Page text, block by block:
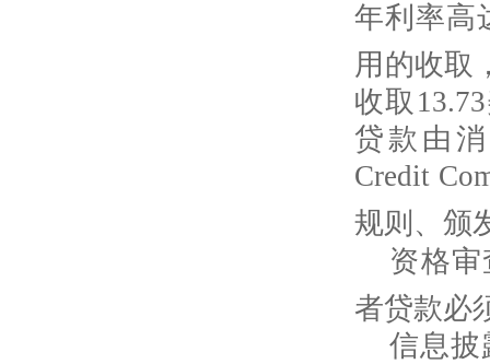
年利率高
用的收取
收取 13.73
贷款由
Credit
规则、颁
资格
者贷款必
信息披